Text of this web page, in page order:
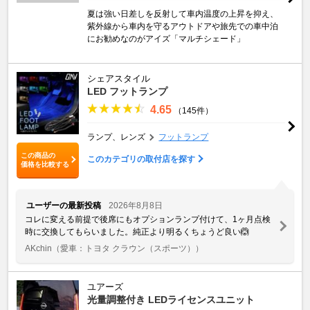
夏は強い日差しを反射して車内温度の上昇を抑え、
紫外線から車内を守るアウトドアや旅先での車中泊
にお勧めなのがアイズ「マルチシェード」
この商品の
価格を比較する
シェアスタイル
LED フットランプ
4.65 （145件）
ランプ、レンズ フットランプ
このカテゴリの取付店を探す
ユーザーの最新投稿
2026年8月8日
コレに変える前提で後席にもオプションランプ付けて、1ヶ月点検
時に交換してもらいました。純正より明るくちょうど良い🙆
AKchin （愛車：トヨタ クラウン（スポーツ））
ユアーズ
光量調整付き LEDライセンスユニット